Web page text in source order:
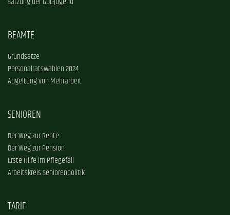
BEAMTE
Grundsätze
Personalratswahlen 2024
Abgeltung von Mehrarbeit
SENIOREN
Der Weg zur Rente
Der Weg zur Pension
Erste Hilfe im Pflegefall
Arbeitskreis Seniorenpolitik
TARIF